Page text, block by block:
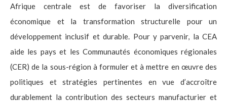
Afrique centrale est de favoriser la diversification
économique et la transformation structurelle pour un
développement inclusif et durable. Pour y parvenir, la CEA
aide les pays et les Communautés économiques régionales
(CER) de la sous-région à formuler et à mettre en œuvre des
politiques et stratégies pertinentes en vue d’accroître
durablement la contribution des secteurs manufacturier et